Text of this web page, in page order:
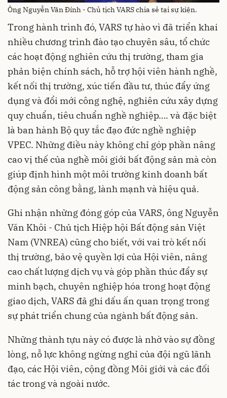
Ông Nguyễn Văn Đính - Chủ tịch VARS chia sẻ tại sự kiện.
Trong hành trình đó, VARS tự hào vì đã triển khai
nhiều chương trình đào tạo chuyên sâu, tổ chức
các hoạt động nghiên cứu thị trường, tham gia
phản biện chính sách, hỗ trợ hội viên hành nghề,
kết nối thị trường, xúc tiến đầu tư, thúc đẩy ứng
dụng và đổi mới công nghệ, nghiên cứu xây dựng
quy chuẩn, tiêu chuẩn nghề nghiệp…. và đặc biệt
là ban hành Bộ quy tắc đạo đức nghề nghiệp
VPEC. Những điều này không chỉ góp phần nâng
cao vị thế của nghề môi giới bất động sản mà còn
giúp định hình một môi trường kinh doanh bất
động sản công bằng, lành mạnh và hiệu quả.
Ghi nhận những đóng góp của VARS, ông Nguyễn
Văn Khôi - Chủ tịch Hiệp hội Bất động sản Việt
Nam (VNREA) cũng cho biết, với vai trò kết nối
thị trường, bảo vệ quyền lợi của Hội viên, nâng
cao chất lượng dịch vụ và góp phần thúc đẩy sự
minh bạch, chuyên nghiệp hóa trong hoạt động
giao dịch, VARS đã ghi dấu ấn quan trọng trong
sự phát triển chung của ngành bất động sản.
Những thành tựu này có được là nhờ vào sự đồng
lòng, nỗ lực không ngừng nghỉ của đội ngũ lãnh
đạo, các Hội viên, cộng đồng Môi giới và các đối
tác trong và ngoài nước.